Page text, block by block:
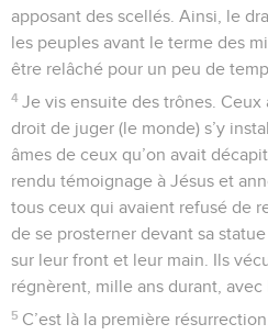
apposant des scellés. Ainsi, le
les peuples avant le terme des
être relâché pour un peu de
4 Je vis ensuite des trônes.
droit de juger (le monde) s’y
âmes de ceux qu’on avait
rendu témoignage à Jésus et
tous ceux qui avaient refusé de
de se prosterner devant sa
sur leur front et leur main. Ils
régnèrent, mille ans durant, avec
5 C’est là la première